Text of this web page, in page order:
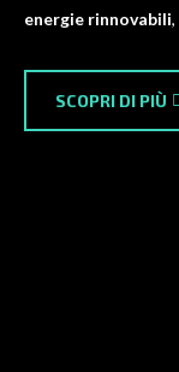
energie rinnovabili,
SCOPRI DI PIÙ